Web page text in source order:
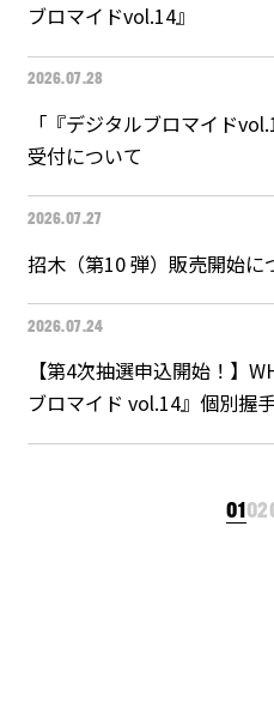
ブロマイドvol.14』
2026.07.28
「『デジタルブロマイド
受付について
2026.07.27
招⽊（第10 弾）販売開始に
2026.07.24
【第4次抽選申込開始！】
ブロマイド vol.14』個別握
0102